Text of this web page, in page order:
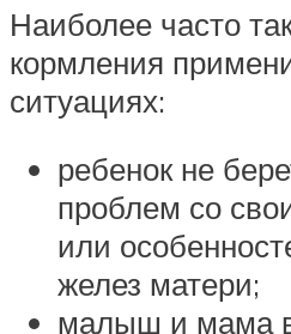
Наиболее часто
кормления
ситуациях:
ребенок не
проблем со
или
желез матери;
малыш и мама